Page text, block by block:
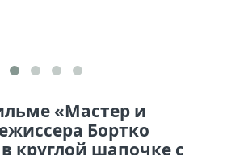
«Мастер и
Бортко
круглой шапочке с